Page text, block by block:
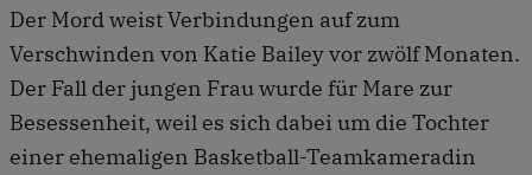
Der Mord weist Verbindungen auf zum
Verschwinden von Katie Bailey vor zwölf Monaten.
Der Fall der jungen Frau wurde für Mare zur
Besessenheit, weil es sich dabei um die Tochter
einer ehemaligen Basketball-Teamkameradin